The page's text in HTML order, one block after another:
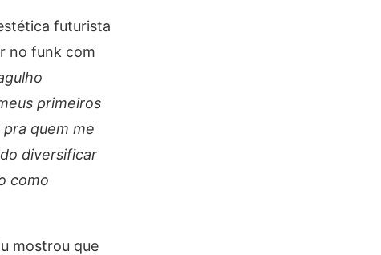
futurista
no funk com
primeiros
quem me
diversificar
como
mostrou que